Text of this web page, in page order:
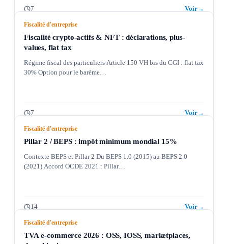
7 Voir→
Fiscalité d'entreprise
Fiscalité crypto-actifs & NFT : déclarations, plus-
values, flat tax
Régime fiscal des particuliers Article 150 VH bis du CGI : flat tax
30% Option pour le barème…
7 Voir→
Fiscalité d'entreprise
Pillar 2 / BEPS : impôt minimum mondial 15%
Contexte BEPS et Pillar 2 Du BEPS 1.0 (2015) au BEPS 2.0
(2021) Accord OCDE 2021 : Pillar…
14 Voir→
Fiscalité d'entreprise
TVA e-commerce 2026 : OSS, IOSS, marketplaces,